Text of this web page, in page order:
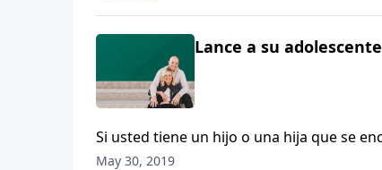
Lance a su
Si usted tiene un hijo o una hija que se
a punto de hacer algo que es muy
May 30, 2019